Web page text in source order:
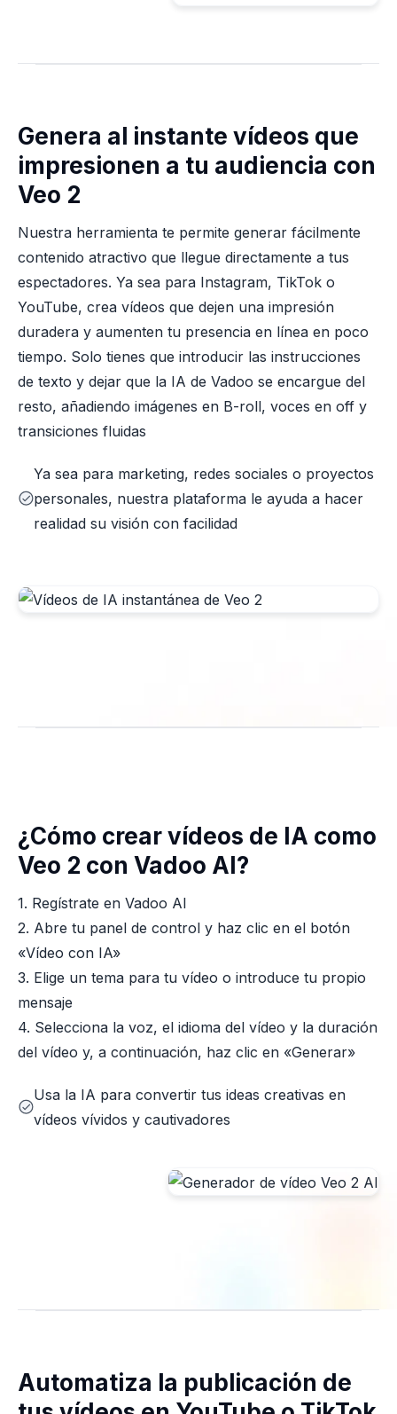
Genera al instante vídeos que
impresionen a tu audiencia con
Veo 2
Nuestra herramienta te permite generar fácilmente
contenido atractivo que llegue directamente a tus
espectadores. Ya sea para Instagram, TikTok o
YouTube, crea vídeos que dejen una impresión
duradera y aumenten tu presencia en línea en poco
tiempo. Solo tienes que introducir las instrucciones
de texto y dejar que la IA de Vadoo se encargue del
resto, añadiendo imágenes en B-roll, voces en off y
transiciones fluidas
Ya sea para marketing, redes sociales o proyectos
personales, nuestra plataforma le ayuda a hacer
realidad su visión con facilidad
¿Cómo crear vídeos de IA como
Veo 2 con Vadoo AI?
1. Regístrate en Vadoo AI
2. Abre tu panel de control y haz clic en el botón
«Vídeo con IA»
3. Elige un tema para tu vídeo o introduce tu propio
mensaje
4. Selecciona la voz, el idioma del vídeo y la duración
del vídeo y, a continuación, haz clic en «Generar»
Usa la IA para convertir tus ideas creativas en
vídeos vívidos y cautivadores
Automatiza la publicación de